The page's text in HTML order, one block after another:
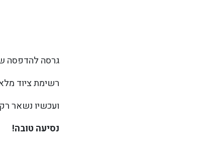
גרסה להדפסה
רשימת ציוד
ועכשיו נשאר
נסיעה טובה!